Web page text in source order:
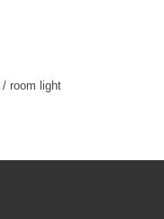
/ room light